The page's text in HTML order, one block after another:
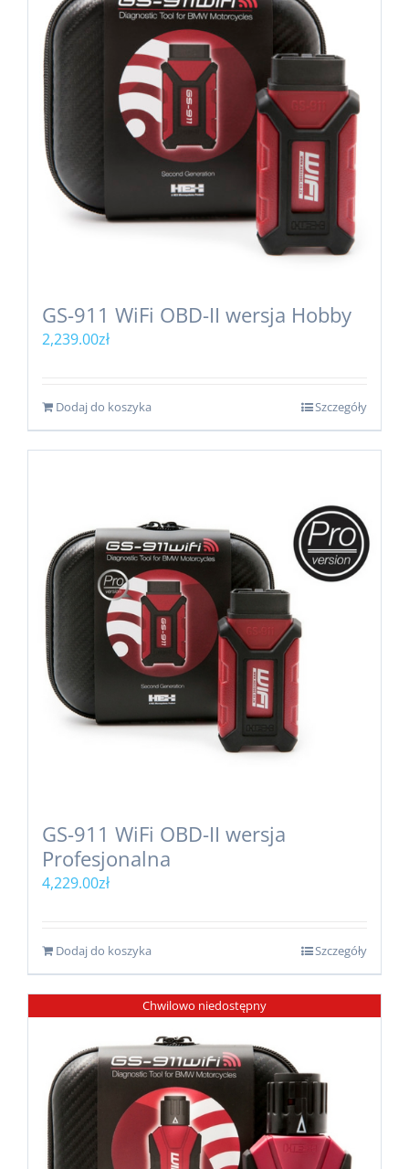
GS-911 WiFi OBD-II wersja Hobby
2,239.00zł
Dodaj do koszyka Szczegóły
GS-911 WiFi OBD-II wersja
Profesjonalna
4,229.00zł
Dodaj do koszyka Szczegóły
Chwilowo niedostępny